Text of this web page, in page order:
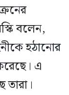
বলেন,
হঠানোর
এ
তারা।